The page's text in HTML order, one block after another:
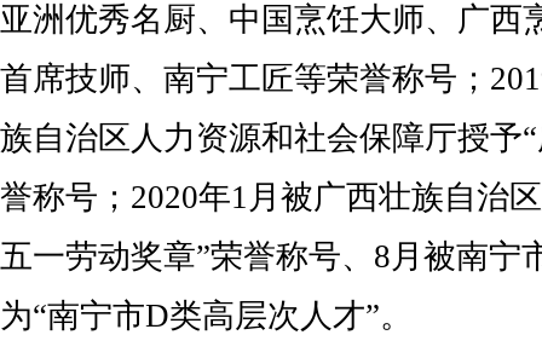
亚洲优秀名厨、中国烹饪大师、广西
首席技师、南宁工匠等荣誉称号；
族自治区人力资源和社会保障厅授予
誉称号；2020年1月被广西壮族自治
五一劳动奖章”荣誉称号、8月被南宁
为“南宁市D类高层次人才”。